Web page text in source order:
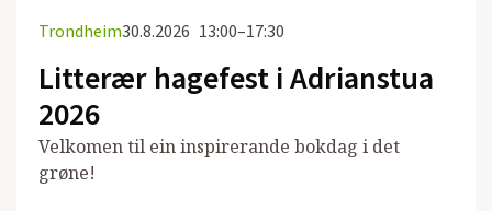
Trondheim30.8.2026 13:00–17:30
Litterær hagefest i Adrianstua
2026
Velkomen til ein inspirerande bokdag i det
grøne!